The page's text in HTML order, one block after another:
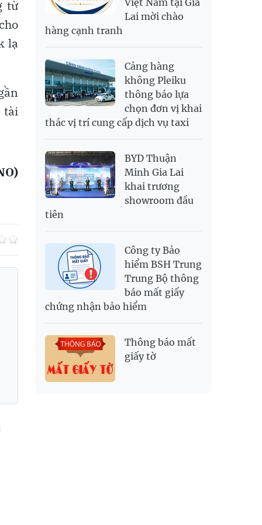
từ
lạ
tài
SAR
6,945.42
7,244.36
2,702.79
2,817.41
SGD
USD
26,000 26,030 26,410
Việt Nam tại Gia
Lai mời chào
hàng cạnh tranh
Cảng hàng
không Pleiku
thông báo lựa
chọn đơn vị khai
thác vị trí cung cấp dịch vụ taxi
BYD Thuận
Minh Gia Lai
khai trương
showroom đầu
tiên
Công ty Bảo
hiểm BSH Trung
Trung Bộ thông
báo mất giấy
chứng nhận bảo hiểm
Thông báo mất
giấy tờ